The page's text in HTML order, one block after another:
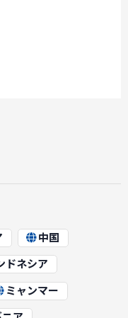
中国
ドネシア
ミャンマー